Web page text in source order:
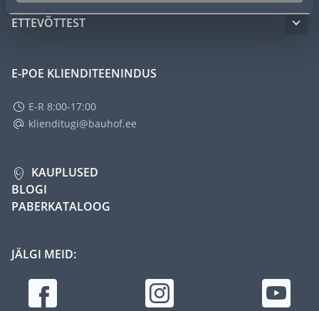
ETTEVÕTTEST
E-POE KLIENDITEENINDUS
E-R 8:00-17:00
klienditugi@bauhof.ee
KAUPLUSED
BLOGI
PABERKATALOOG
JÄLGI MEID: